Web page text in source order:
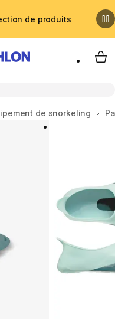
de produits
My
de snorkeling